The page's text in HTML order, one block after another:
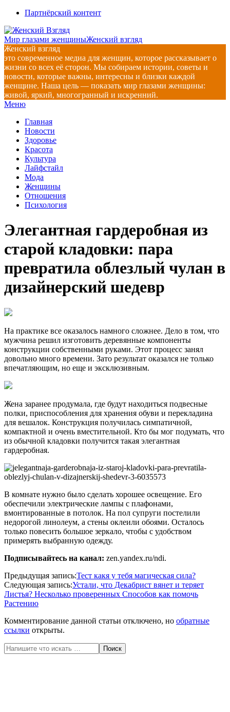
Перейти
содержимому
Партнёрский контент
Мир глазами женщиныЖенский взгляд
Женский взгляд
это современное медиа для женщин, которое рассказывает о
жизни со всех её сторон. Мы собираем истории, советы и
новости, которые важны, интересны и близки каждой
женщине. Наша цель — показать мир глазами женщины:
живой, яркий, многогранный и искренний.
Главное
меню
Меню
Главная
Новости
Здоровье
Красота
Культура
Лайфстайл
Мода
Женщины
Отношения
Психология
Элегантная гардеробная из
старой кладовки: пара
превратила облезлый чулан в
дизайнерский шедевр
На практике все оказалось намного сложнее. Дело в том, что
мужчина решил изготовить деревянные компоненты
конструкции собственными руками. Этот процесс занял
довольно много времени. Зато результат оказался не только
впечатляющим, но еще и эксклюзивным.
Жена заранее продумала, где будут находиться подвесные
полки, приспособления для хранения обуви и перекладина
для вешалок. Конструкция получилась симпатичной,
компактной и очень вместительной. Кто бы мог подумать, что
из обычной кладовки получится такая элегантная
гардеробная.
В комнате нужно было сделать хорошее освещение. Его
обеспечили электрические лампы с плафонами,
вмонтированные в потолок. На пол супруги постелили
недорогой линолеум, а стены оклеили обоями. Осталось
только повесить большое зеркало, чтобы с удобством
примерять выбранную одежду.
Подписывайтесь на канал: zen.yandex.ru/ndi.
2020-
03-
19
Предыдущая запись:Тест какя у тебя магическая сила?
Следующая запись:Устали, что Декабрист вянет и теряет
Листья? Несколько проверенных Способов как помочь
Растению
Комментирование данной статьи отключено, но обратные
ссылки открыты.
Поиск